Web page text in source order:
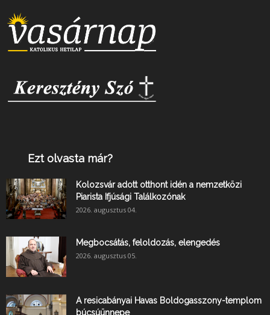
Ezt olvasta már?
Kolozsvár adott otthont idén a nemzetközi
Piarista Ifjúsági Találkozónak
2026. augusztus 04.
Megbocsátás, feloldozás, elengedés
2026. augusztus 05.
A resicabányai Havas Boldogasszony-templom
búcsúünnepe